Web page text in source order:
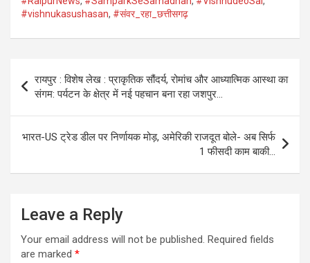
#vishnukasushasan, #संवर_रहा_छत्तीसगढ़
navigation
रायपुर : विशेष लेख : प्राकृतिक सौंदर्य, रोमांच और आध्यात्मिक आस्था का
संगम: पर्यटन के क्षेत्र में नई पहचान बना रहा जशपुर…
भारत-US ट्रेड डील पर निर्णायक मोड़, अमेरिकी राजदूत बोले- अब सिर्फ
1 फीसदी काम बाकी…
Leave a Reply
Your email address will not be published. Required fields
are marked *